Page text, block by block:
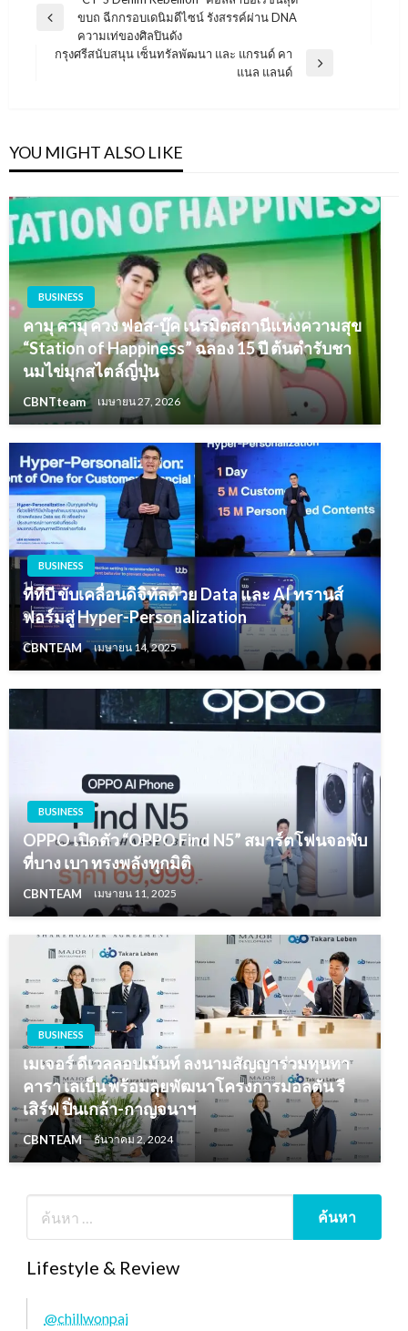
เรื่อง
Previous
ขบถ ฉีกกรอบเดนิมดีไซน์ รังสรรค์ผ่าน DNA
ความเท่ของศิลปินดัง
กรุงศรีสนับสนุน เซ็นทรัลพัฒนา และ แกรนด์ คา
แนล แลนด์
YOU MIGHT ALSO LIKE
BUSINESS
คามุ คามุ ควง ฟอส-บุ๊ค เนรมิตสถานีแห่งความสุข
“Station of Happiness” ฉลอง 15 ปี ต้นตำรับชา
นมไข่มุกสไตล์ญี่ปุ่น
CBNTteam เมษายน 27, 2026
BUSINESS
ทีทีบี ขับเคลื่อนดิจิทัลด้วย Data และ AI ทรานส์
ฟอร์มสู่ Hyper-Personalization
CBNTEAM เมษายน 14, 2025
BUSINESS
OPPO เปิดตัว “OPPO Find N5” สมาร์ตโฟนจอพับ
ที่บาง เบา ทรงพลังทุกมิติ
CBNTEAM เมษายน 11, 2025
BUSINESS
เมเจอร์ ดีเวลลอปเม้นท์ ลงนามสัญญาร่วมทุนทา
คารา เลเบ็น พร้อมลุยพัฒนาโครงการมอลตัน รี
เสิร์ฟ ปิ่นเกล้า-กาญจนาฯ
CBNTEAM ธันวาคม 2, 2024
Lifestyle & Review
@chillwonpai